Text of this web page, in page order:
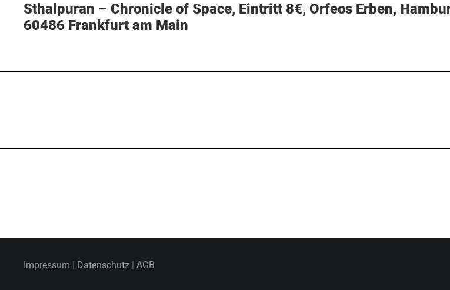
Sthalpuran – Chronicle of Space, Eintritt 8€, Orfeos Erben,
60486 Frankfurt am Main
Impressum | Datenschutz | AGB